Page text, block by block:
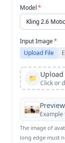
Model*
Input Image*
Upload File
📁 Upload
Click or
Example
The image of
long edge must